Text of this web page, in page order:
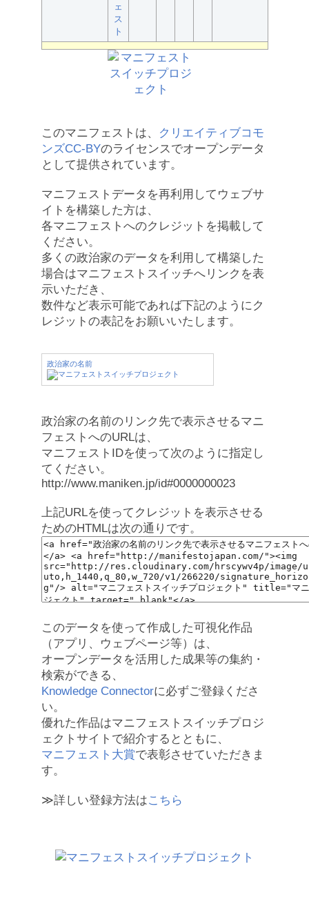
ェ
ス
ト
このマニフェストは、
クリエイティブコモ
ンズCC-BYのライセンスでオープンデータ
として提供されています。
マニフェストデータを再利用してウェブサ
イトを構築した方は、
各マニフェストへのクレジットを掲載して
ください。
多くの政治家のデータを利用して構築した
場合はマニフェストスイッチへリンクを表
示いただき、
数件など表示可能であれば下記のようにク
レジットの表記をお願いいたします。
政治家の名前
政治家の名前のリンク先で表示させるマニ
フェストへのURLは、
マニフェストIDを使って次のように指定し
てください。
http://www.maniken.jp/id#0000000023
上記URLを使ってクレジットを表示させる
ためのHTMLは次の通りです。
このデータを使って作成した可視化作品
（アプリ、ウェブページ等）は、
オープンデータを活用した成果等の集約・
検索ができる、
Knowledge Connectorに必ずご登録くださ
い。
優れた作品はマニフェストスイッチプロジ
ェクトサイトで紹介するとともに、
マニフェスト大賞で表彰させていただきま
す。
≫詳しい登録方法はこちら